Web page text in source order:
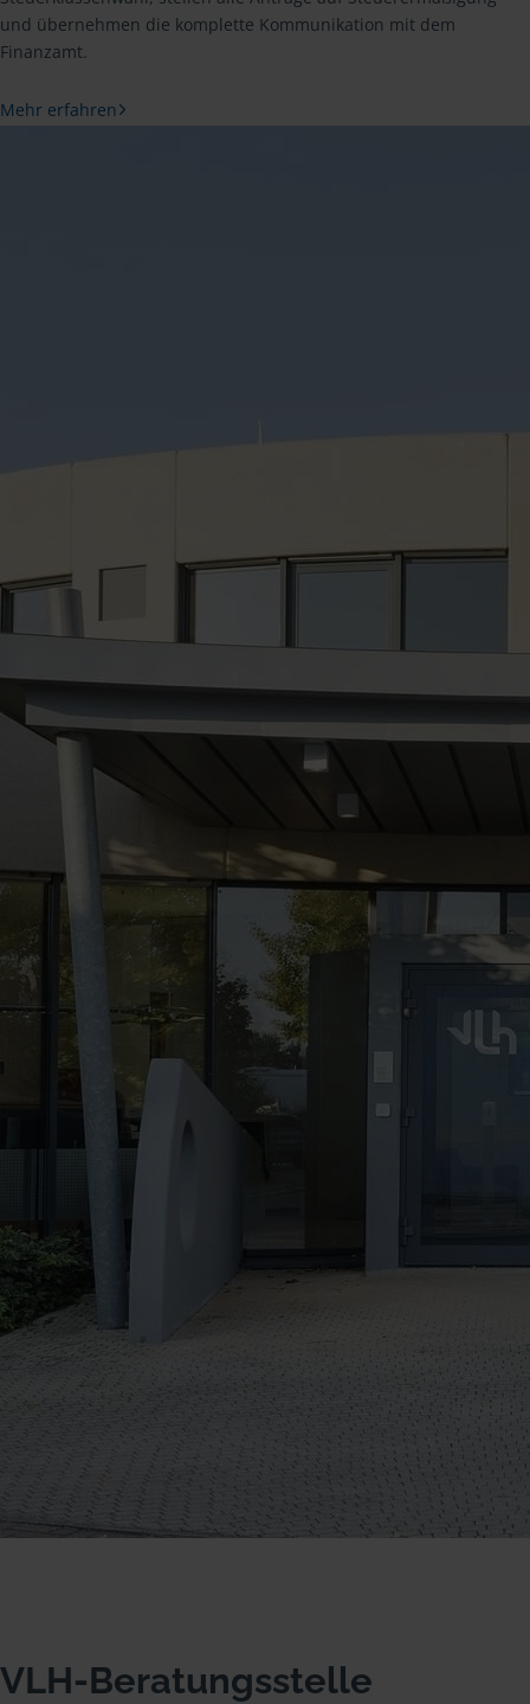
und übernehmen die komplette Kommunikation mit dem
Finanzamt.
Mehr erfahren
VLH-Beratungsstelle